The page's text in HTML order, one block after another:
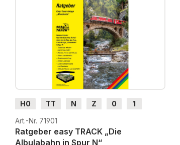
H0 TT N Z 0
1
G
H0m
Art.-Nr. 71901
Ratgeber easy TRACK „Die
Albulabahn in Spur N“